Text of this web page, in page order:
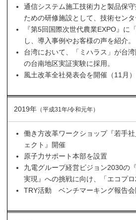
通信システム施工技術力と製品保
ための研修施設として、技術センタ
『第5回国際次世代農業EXPO』に
し、導入事例やお客様の声を紹介。
台湾において、「ミハラス」が台
の台南地区実証実験に採用。
風土改革全社発表会を開催（11月）
2019年（平成31年/令和元年）
働き方改革ワークショップ『若手
ェクト』開催
原子力サポート本部を設置
九電グループ経営ビジョン2030の
実現』への挑戦に向け、「エコプロ
TRY活動 ベンチマーキング報告会